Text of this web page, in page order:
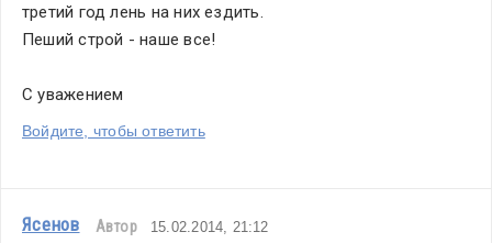
третий год лень на них ездить.
Пеший строй - наше все!
С уважением
Войдите, чтобы ответить
Ясенов Автор 15.02.2014, 21:12